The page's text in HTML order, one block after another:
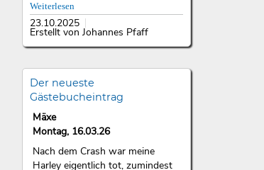
Weiterlesen
23.10.2025
Erstellt von Johannes Pfaff
Der neueste
Gästebucheintrag
Mäxe
Montag, 16.03.26
Nach dem Crash war meine
Harley eigentlich tot, zumindest